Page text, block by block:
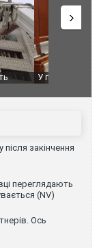
яйцями
Приїхав
до
зіркового
закінчення
переглядають
(NV)
Ось